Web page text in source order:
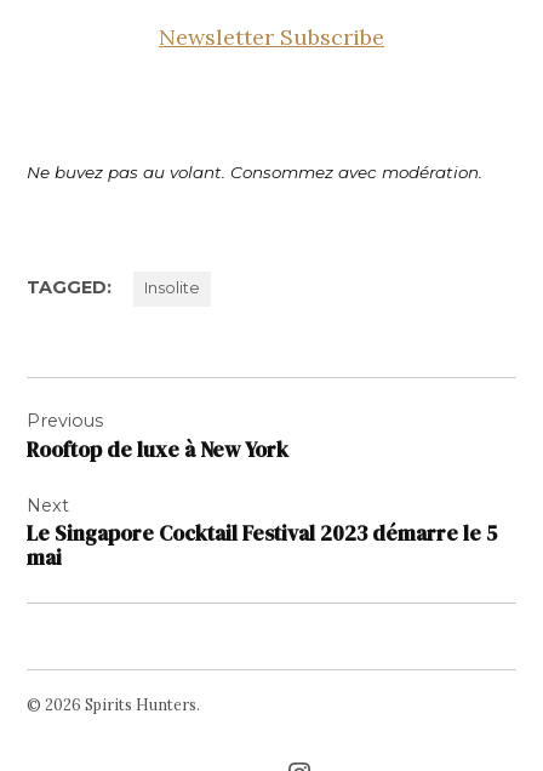
Newsletter Subscribe
Ne buvez pas au volant. Consommez avec modération.
TAGGED: Insolite
de
l’article
Previous
Rooftop de luxe à New York
Next
Le Singapore Cocktail Festival 2023 démarre le 5
mai
© 2026 Spirits Hunters.